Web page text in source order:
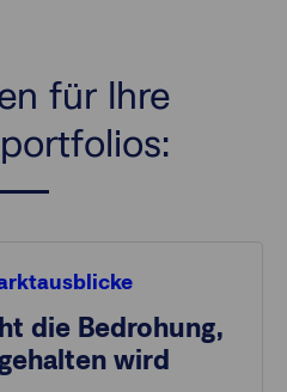
für Ihre
die Bedrohung,
wird